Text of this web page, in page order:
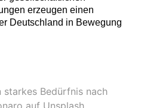
erzeugen einen
Deutschland in Bewegung